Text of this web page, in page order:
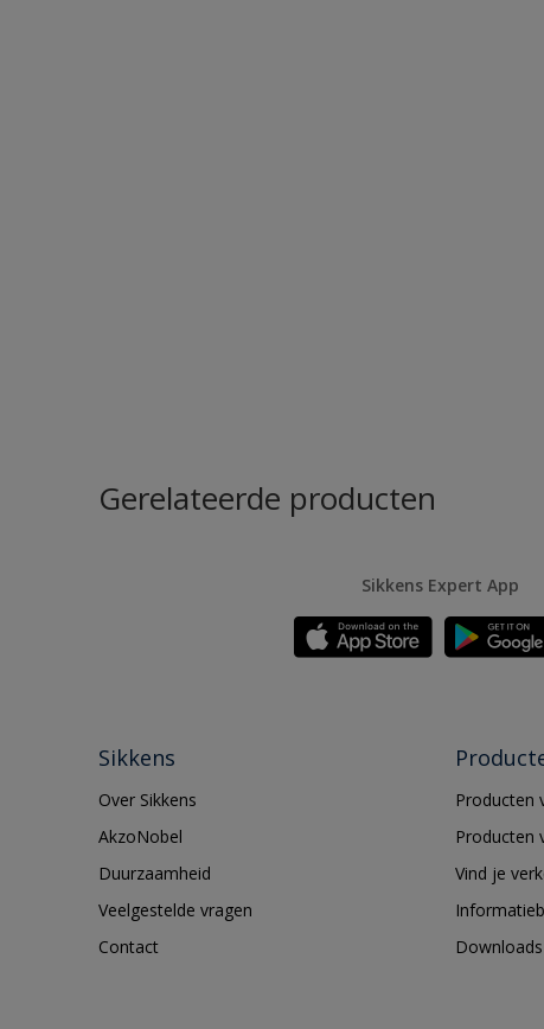
Gerelateerde producten
Sikkens Expert App
Sikkens
Over Sikkens
AkzoNobel
Duurzaamheid
Veelgestelde vragen
Contact
Producten
Producten
Vind je
Downloads